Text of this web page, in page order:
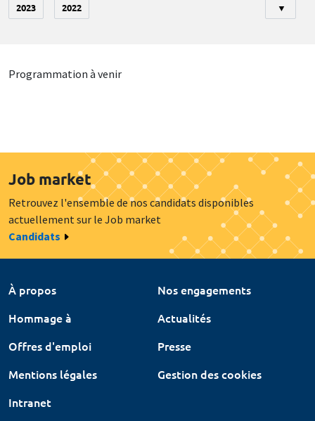
2023 2022 ▼
Programmation à venir
Job market
Retrouvez l'ensemble de nos candidats disponibles
actuellement sur le Job market
Candidats
À propos
Nos engagements
Hommage à
Actualités
Offres d'emploi
Presse
Mentions légales
Gestion des cookies
Intranet